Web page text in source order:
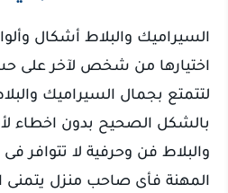
السيراميك والبلاط أشكال
اختيارها من شخص لآخر على
لتتمتع بجمال السيراميك
بالشكل الصحيح بدون اخطاء
والبلاط فن وحرفية لا
المهنة فأى صاحب منزل يتمنى